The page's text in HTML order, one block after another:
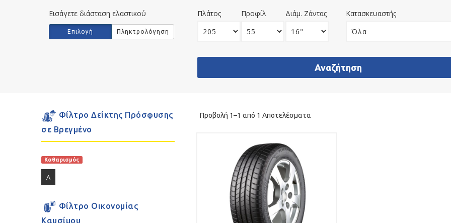
Εισάγετε διάσταση ελαστικού
Εισάγετε
διάσταση
Επιλογή Πληκτρολόγηση
Πλάτος Προφίλ Διάμ. Ζάντας Κατασκευαστής
Φίλτρο Δείκτης Πρόσφυσης
σε Βρεγμένο
Καθαρισμός
A
Φίλτρο Οικονομίας
Καυσίμου
Προβολή 1–1 από 1 Αποτελέσματα